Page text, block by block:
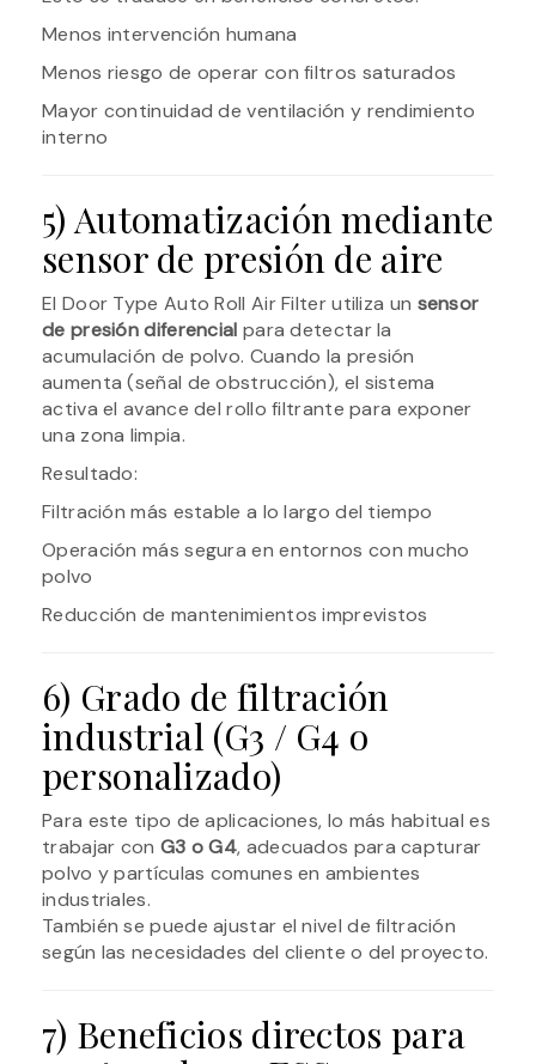
Menos intervención humana
Menos riesgo de operar con filtros saturados
Mayor continuidad de ventilación y rendimiento
interno
5) Automatización mediante
sensor de presión de aire
El Door Type Auto Roll Air Filter utiliza un sensor
de presión diferencial para detectar la
acumulación de polvo. Cuando la presión
aumenta (señal de obstrucción), el sistema
activa el avance del rollo filtrante para exponer
una zona limpia.
Resultado:
Filtración más estable a lo largo del tiempo
Operación más segura en entornos con mucho
polvo
Reducción de mantenimientos imprevistos
6) Grado de filtración
industrial (G3 / G4 o
personalizado)
Para este tipo de aplicaciones, lo más habitual es
trabajar con G3 o G4, adecuados para capturar
polvo y partículas comunes en ambientes
industriales.
También se puede ajustar el nivel de filtración
según las necesidades del cliente o del proyecto.
7) Beneficios directos para